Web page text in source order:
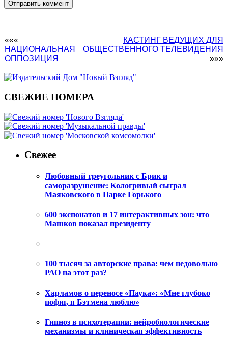
«««
НАЦИОНАЛЬНАЯ
ОППОЗИЦИЯ
КАСТИНГ ВЕДУЩИХ ДЛЯ
ОБЩЕСТВЕННОГО ТЕЛЕВИДЕНИЯ
»»»
СВЕЖИЕ НОМЕРА
Свежее
Любовный треугольник с Брик и
саморазрушение: Кологривый сыграл
Маяковского в Парке Горького
600 экспонатов и 17 интерактивных зон: что
Машков показал президенту
100 тысяч за авторские права: чем недовольно
РАО на этот раз?
Харламов о переносе «Паука»: «Мне глубоко
пофиг, я Бэтмена люблю»
Гипноз в психотерапии: нейробиологические
механизмы и клиническая эффективность